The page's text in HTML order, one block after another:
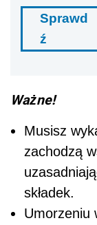
Sprawd
ź
Ważne!
Musisz
zachodzą
składek.
Umorzeniu